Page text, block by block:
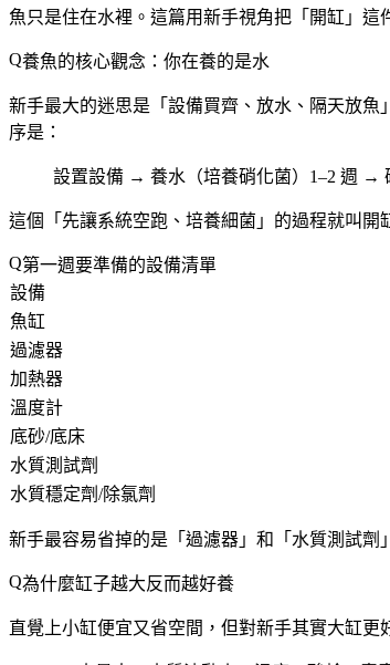
魚只是住在水裡。這篇用新手視角把「開缸」
養魚的核心觀念：你在養的是水
新手最大的迷思是「設備買齊、放水、隔天放
序是：
設置設備 → 養水（培養硝化菌）1–2 週 →
這個「先讓系統空跑、培養細菌」的過程就叫 開
第一週要準備的設備清單
設備
魚缸
過濾器
加熱器
溫度計
底砂/底床
水質測試劑
水質穩定劑/除氯劑
新手最容易省掉的是「過濾器」和「水質測試
為什麼缸子越大反而越好養
直覺上小缸便宜又省空間，但對新手其實大缸更